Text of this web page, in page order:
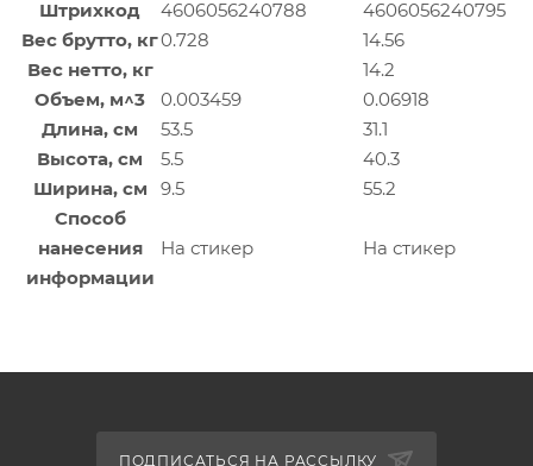
Штрихкод
4606056240788
4606056240795
Вес брутто, кг0.728
14.56
Вес нетто, кг
14.2
Объем, м^3
0.003459
0.06918
Длина, см
53.5
31.1
Высота, см
5.5
40.3
Ширина, см
9.5
55.2
Способ
нанесения
информации
На стикер На стикер
ПОДПИСАТЬСЯ НА РАССЫЛКУ